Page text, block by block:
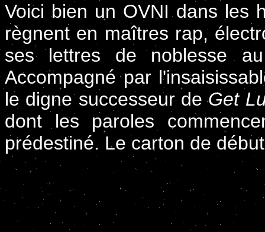
Voici bien un OVNI dans les
règnent en maîtres rap,
ses lettres de noblesse
Accompagné par
le digne successeur deGet
dont les paroles
prédestiné. Le carton de